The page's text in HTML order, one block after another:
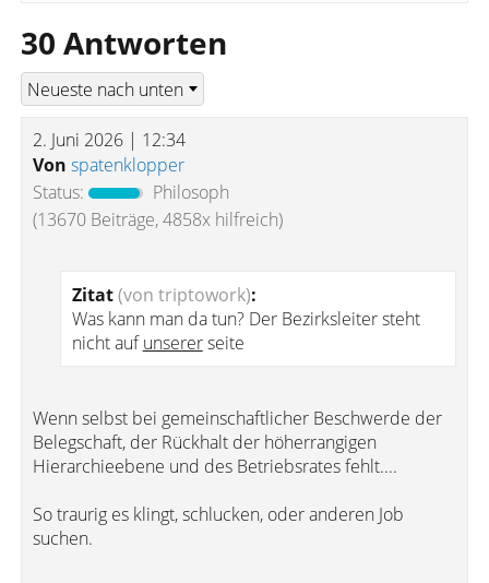
30 Antworten
2. Juni 2026 | 12:34
Von spatenklopper
Status:
Philosoph
(13670 Beiträge, 4858x hilfreich)
Zitat(von triptowork):
Was kann man da tun? Der Bezirksleiter steht
nicht aufunsererseite
Wenn selbst bei gemeinschaftlicher Beschwerde der
Belegschaft, der Rückhalt der höherrangigen
Hierarchieebene und des Betriebsrates fehlt....
So traurig es klingt, schlucken, oder anderen Job
suchen.